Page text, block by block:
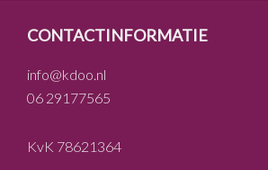
FOOTER
CONTACTINFORMATIE
info@kdoo.nl
06 29177565
KvK 78621364